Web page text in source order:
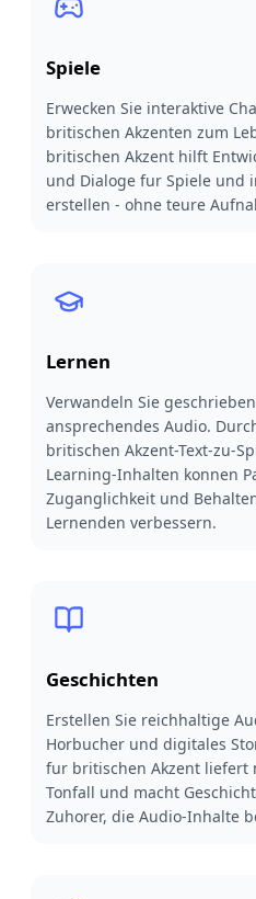
Spiele
Erwecken Sie interaktive
britischen Akzenten zum
britischen Akzent hilft
und Dialoge fur Spiele und
erstellen - ohne teure
Lernen
Verwandeln Sie
ansprechendes Audio.
britischen Akzent-Text-zu-
Learning-Inhalten konnen
Zuganglichkeit und
Lernenden verbessern.
Geschichten
Erstellen Sie reichhaltige
Horbucher und digitales
fur britischen Akzent liefert
Tonfall und macht
Zuhorer, die Audio-Inhalte